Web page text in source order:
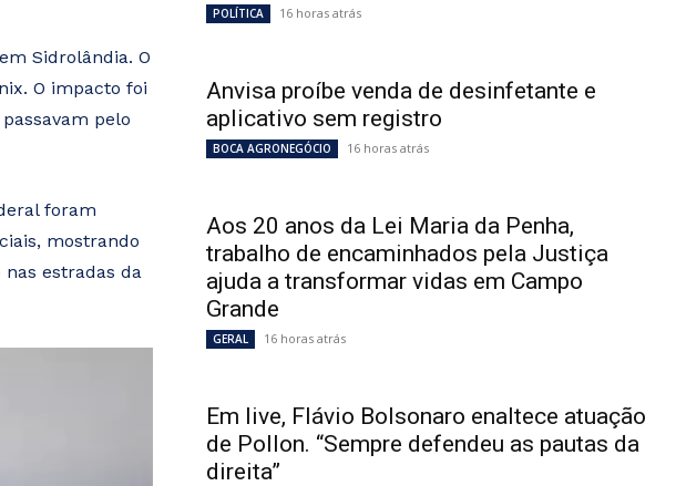
Sidrolândia. O
O impacto foi
pelo
foram
mostrando
estradas da
POLÍTICA 16 horas atrás
Anvisa proíbe venda de desinfetante e
aplicativo sem registro
BOCA AGRONEGÓCIO 16 horas atrás
Aos 20 anos da Lei Maria da Penha,
trabalho de encaminhados pela Justiça
ajuda a transformar vidas em Campo
Grande
GERAL 16 horas atrás
Em live, Flávio Bolsonaro enaltece atuação
de Pollon. “Sempre defendeu as pautas da
direita”